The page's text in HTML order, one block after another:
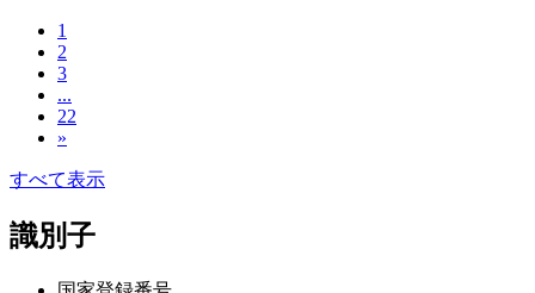
1
2
3
...
22
»
すべて表示
識別子